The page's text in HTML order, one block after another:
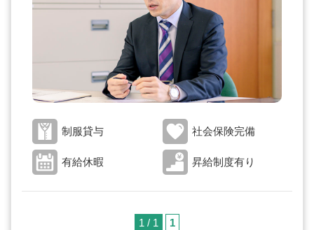
制服貸与 社会保険完備
有給休暇 昇給制度有り
1 / 1 1